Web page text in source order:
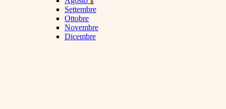
Settembre
Ottobre
Novembre
Dicembre